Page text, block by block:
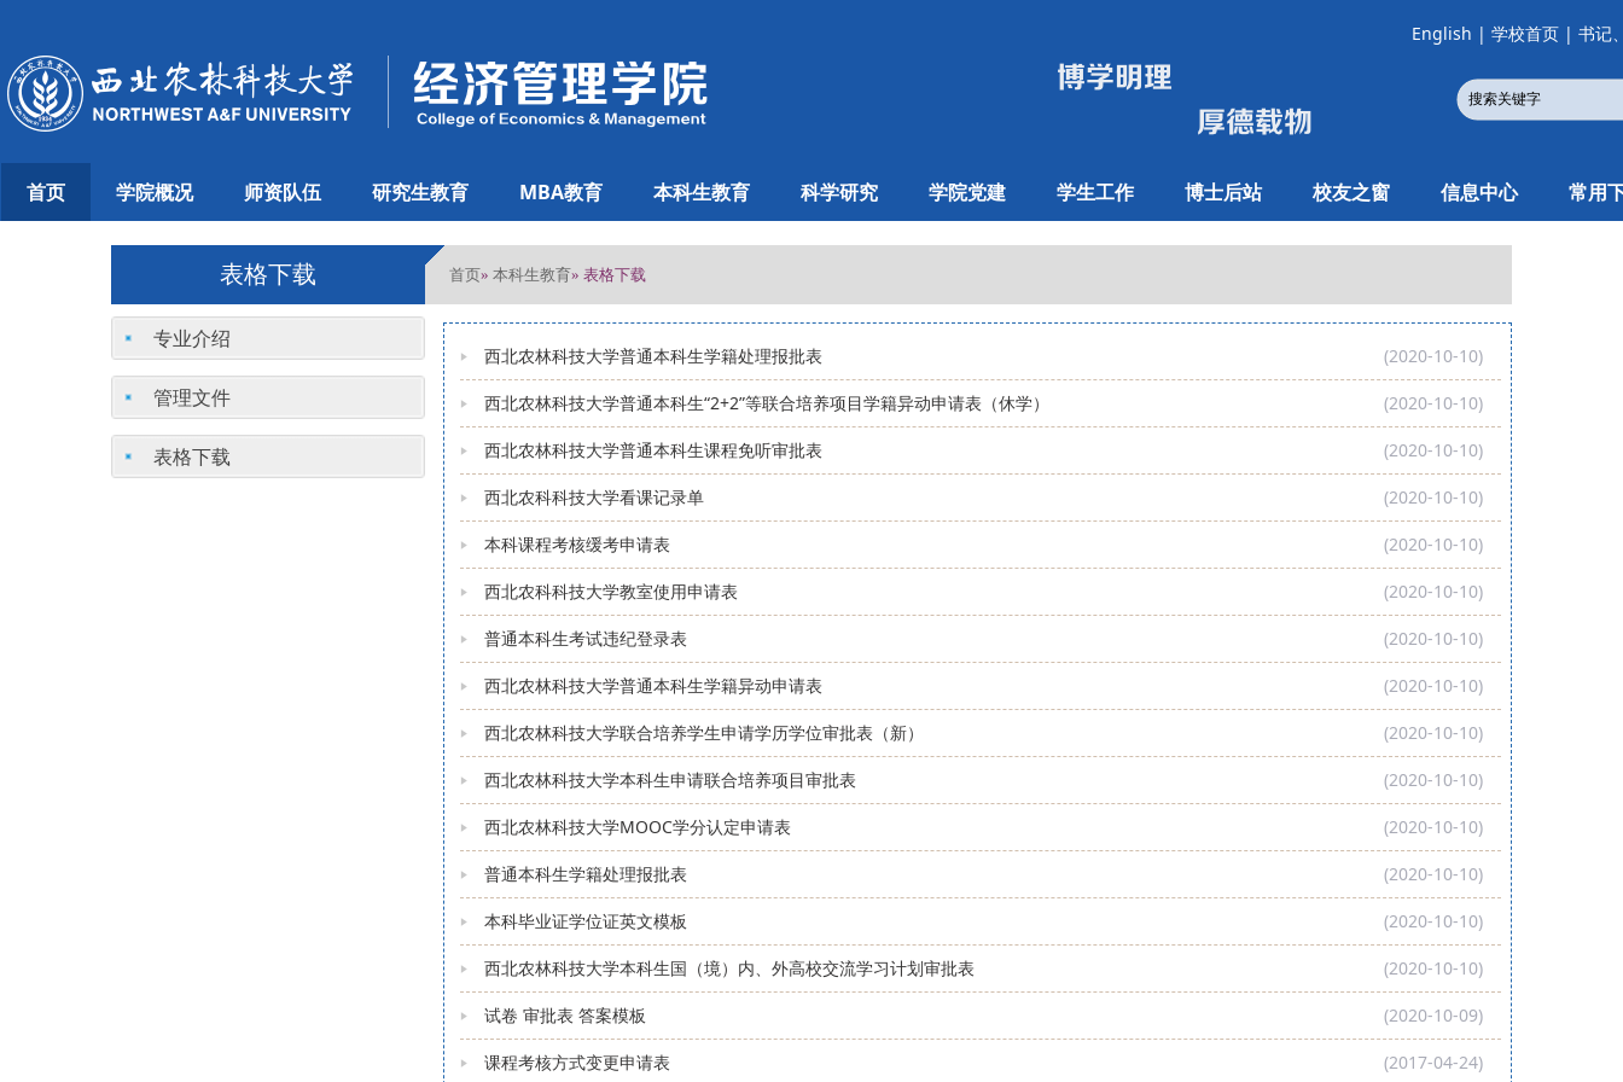
English | 学校首页 | 书记
首页 学院概况 师资队伍 研究生教育 MBA教育 本科生教育 科学研究 学院党建 学生工作 博士后站 校友之窗 信息中心 常用
表格下载 首页» 本科生教育» 表格下载
专业介绍
管理文件
表格下载
(2020-10-10)
西北农林科技大学普通本科生学籍处理报批表
(2020-10-10)
西北农林科技大学普通本科生“2+2”等联合培养项目学籍异动申请表（休学）
(2020-10-10)
西北农林科技大学普通本科生课程免听审批表
(2020-10-10)
西北农科科技大学看课记录单
(2020-10-10)
本科课程考核缓考申请表
(2020-10-10)
西北农科科技大学教室使用申请表
(2020-10-10)
普通本科生考试违纪登录表
(2020-10-10)
西北农林科技大学普通本科生学籍异动申请表
(2020-10-10)
西北农林科技大学联合培养学生申请学历学位审批表（新）
(2020-10-10)
西北农林科技大学本科生申请联合培养项目审批表
(2020-10-10)
西北农林科技大学MOOC学分认定申请表
(2020-10-10)
普通本科生学籍处理报批表
(2020-10-10)
本科毕业证学位证英文模板
(2020-10-10)
西北农林科技大学本科生国（境）内、外高校交流学习计划审批表
(2020-10-09)
试卷 审批表 答案模板
(2017-04-24)
课程考核方式变更申请表